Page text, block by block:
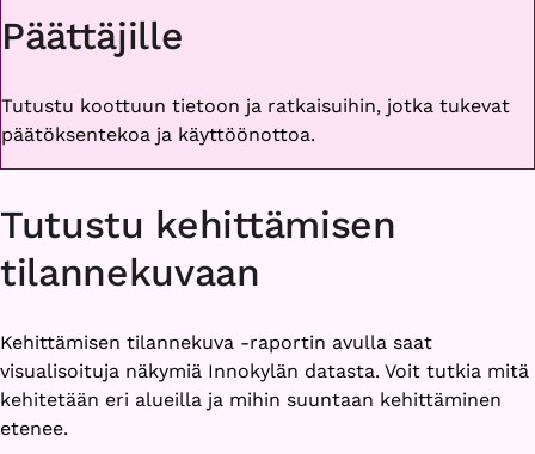
Päättäjille
Tutustu koottuun tietoon ja ratkaisuihin, jotka tukevat
päätöksentekoa ja käyttöönottoa.
Tutustu kehittämisen
tilannekuvaan
Kehittämisen tilannekuva -raportin avulla saat
visualisoituja näkymiä Innokylän datasta. Voit tutkia mitä
kehitetään eri alueilla ja mihin suuntaan kehittäminen
etenee.